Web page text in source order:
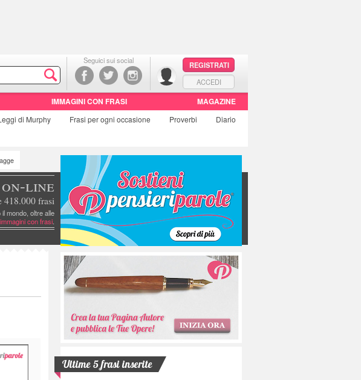
Seguici sui social
REGISTRATI
ACCEDI
IMMAGINI CON FRASI MAGAZINE
di Murphy Frasi per ogni occasione Proverbi
Diario
line
418.000 frasi
il mondo, oltre alle
immagini con frasi.
Ultime 5 frasi inserite